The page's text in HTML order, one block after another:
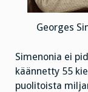
Georges
Simenonia ei
käännetty 55
puolitoista